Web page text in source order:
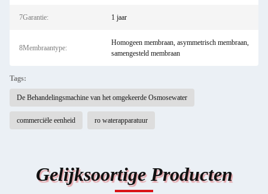
7Garantie: 1 jaar
8Membraantype:
Homogeen membraan, asymmetrisch membraan,
samengesteld membraan
Tags:
De Behandelingsmachine van het omgekeerde Osmosewater
commerciële eenheid ro waterapparatuur
Gelijksoortige Producten